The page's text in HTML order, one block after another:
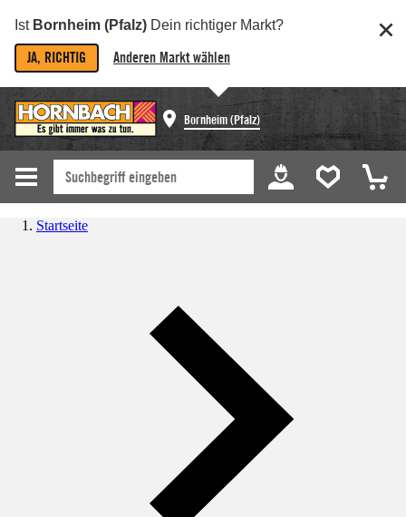
Ist Bornheim (Pfalz) Dein richtiger Markt?
JA, RICHTIG Anderen Markt wählen
Bornheim (Pfalz)
Startseite